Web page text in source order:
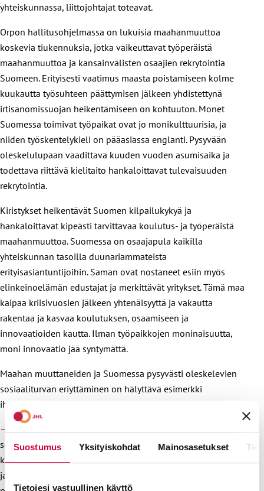
Suostumus Yksityiskohdat Mainosasetukset
Tietojesi vastuullinen käyttö
yhteiskunnassa, liittojohtajat toteavat.
Orpon hallitusohjelmassa on lukuisia maahanmuuttoa
koskevia tiukennuksia, jotka vaikeuttavat työperäistä
maahanmuuttoa ja kansainvälisten osaajien rekrytointia
Suomeen. Erityisesti vaatimus maasta poistamiseen kolme
kuukautta työsuhteen päättymisen jälkeen yhdistettynä
irtisanomissuojan heikentämiseen on kohtuuton. Monet
Suomessa toimivat työpaikat ovat jo monikulttuurisia, ja
niiden työskentelykieli on pääasiassa englanti. Pysyvään
oleskelulupaan vaadittava kuuden vuoden asumisaika ja
todettava riittävä kielitaito hankaloittavat tulevaisuuden
rekrytointia.
Kiristykset heikentävät Suomen kilpailukykyä ja
hankaloittavat kipeästi tarvittavaa koulutus- ja työperäistä
maahanmuuttoa. Suomessa on osaajapula kaikilla
yhteiskunnan tasoilla duunariammateista
erityisasiantuntijoihin. Saman ovat nostaneet esiin myös
elinkeinoelämän edustajat ja merkittävät yritykset. Tämä maa
kaipaa kriisivuosien jälkeen yhtenäisyyttä ja vakautta
rakentaa ja kasvaa koulutuksen, osaamiseen ja
innovaatioiden kautta. Ilman työpaikkojen moninaisuutta,
moni innovaatio jää syntymättä.
Maahan muuttaneiden ja Suomessa pysyvästi oleskelevien
sosiaaliturvan eriyttäminen on hälyttävä esimerkki
ihmisarvoa jakavasta politiikasta.
– Suomen vahvuudet löytyvät meidän
sopimusyhteiskuntamme arvoista. Toisia kunnioittavalla
keskustelukulttuurilla pidämme yhteiskunnan yhtenäisenä
ja vakaana. Ihmisoikeudet kuuluvat kaikille, ja